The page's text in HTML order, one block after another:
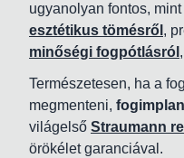
ugyanolyan fontos, mint
esztétikus tömésről ,
minőségi fogpótlásról
Természetesen, ha a
megmenteni,
világelső Straumann
örökélet garanciával.